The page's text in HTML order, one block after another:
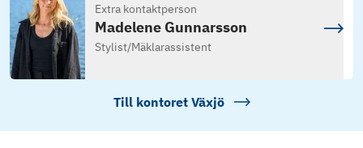
Extra kontaktperson
Madelene Gunnarsson
Stylist/Mäklarassistent
Till kontoret Växjö